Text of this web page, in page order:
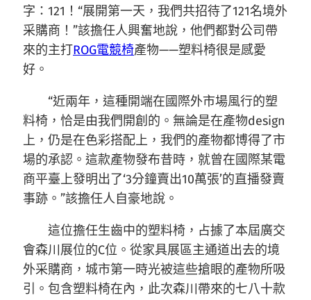
字：121！“展開第一天，我們共招待了121名境外
采購商！”該擔任人興奮地說，他們都對公司帶
來的主打ROG電競椅產物——塑料椅很是感愛
好。
“近兩年，這種開端在國際外市場風行的塑
料椅，恰是由我們開創的。無論是在產物design
上，仍是在色彩搭配上，我們的產物都博得了市
場的承認。這款產物發布昔時，就曾在國際某電
商平臺上發明出了‘3分鐘賣出10萬張’的直播發賣
事跡。”該擔任人自豪地說。
這位擔任生齒中的塑料椅，占據了本屆廣交
會森川展位的C位。從家具展區主通道出去的境
外采購商，城市第一時光被這些搶眼的產物所吸
引。包含塑料椅在內，此次森川帶來的七八十款